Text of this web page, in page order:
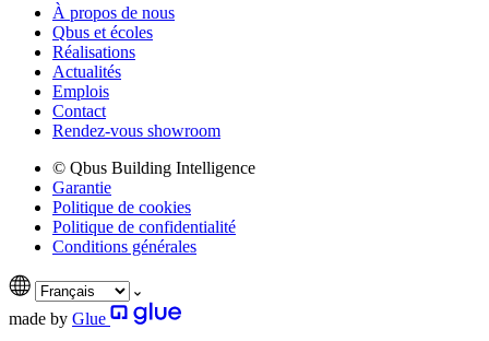
À propos de nous
Qbus et écoles
Réalisations
Actualités
Emplois
Contact
Rendez-vous showroom
© Qbus Building Intelligence
Garantie
Politique de cookies
Politique de confidentialité
Conditions générales
made by Glue